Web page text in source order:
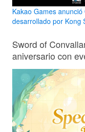
Kakao Games
desarrollado por Kong
Sword of
aniversario con